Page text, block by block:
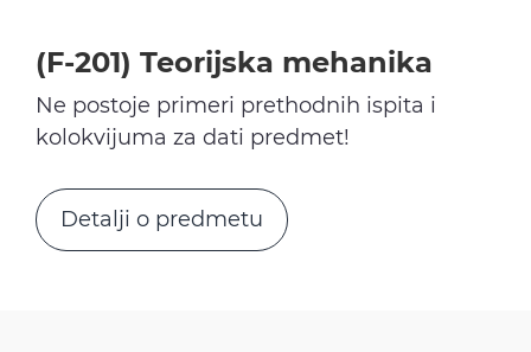
(F-201) Teorijska mehanika
Ne postoje primeri prethodnih ispita i
kolokvijuma za dati predmet!
Detalji o predmetu